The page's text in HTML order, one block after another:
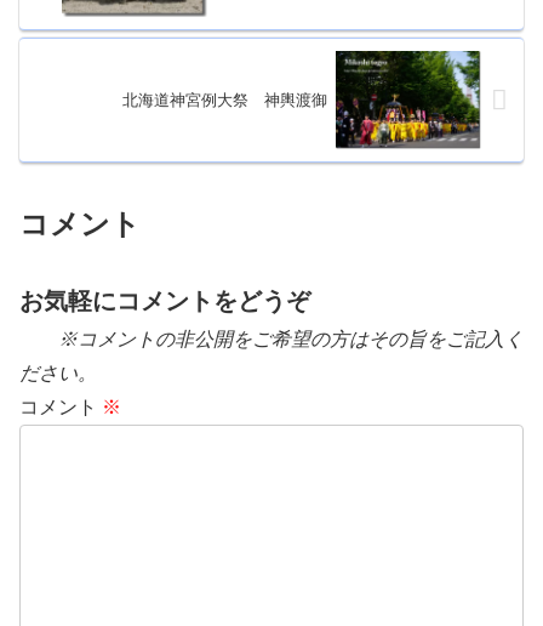
北海道神宮例大祭 神輿渡御
コメント
お気軽にコメントをどうぞ
※コメントの非公開をご希望の方はその旨をご記入く
ださい。
コメント ※